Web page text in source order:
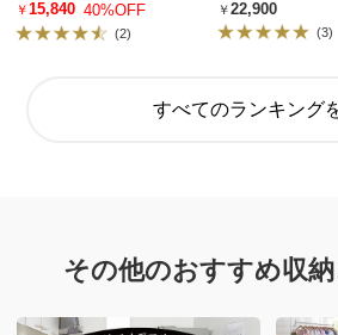
￥15,840 40%OFF
(2)
￥22,900
(3)
すべてのランキング
その他のおすすめ収